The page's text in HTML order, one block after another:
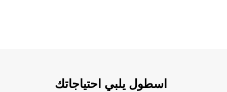
اسطول يلبي احتياجاتك